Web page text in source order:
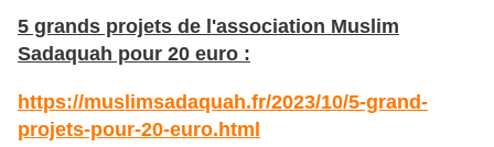
5 grands projets de l'association Muslim
Sadaquah pour 20 euro :
https://muslimsadaquah.fr/2023/10/5-grand-
projets-pour-20-euro.html